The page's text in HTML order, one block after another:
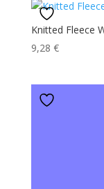
Knitted Fleece
9,28 €